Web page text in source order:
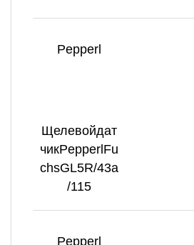
Pepperl
Щелевойдат
чикPepperlFu
chsGL5R/43a
/115
Pepperl